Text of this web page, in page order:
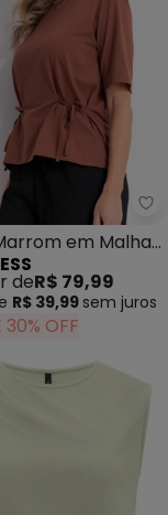
Listrada em
em Malha
deR$ 79,99
R$ 39,99 sem juros
30% OFF